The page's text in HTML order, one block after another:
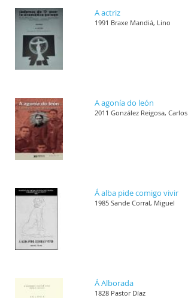
A actriz
1991 Braxe Mandiá, Lino
A agonía do león
2011 González Reigosa, Carlos
Á alba pide comigo vivir
1985 Sande Corral, Miguel
Á Alborada
1828 Pastor Díaz